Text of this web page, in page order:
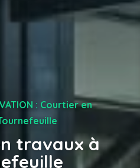
: Courtier en
travaux à